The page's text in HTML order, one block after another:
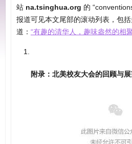
站 na.tsinghua.org 的
报道可见本文尾部的滚动列表，包
道： “有趣的清华人，趣味盎然的相
附录：北美校友大会的回顾与